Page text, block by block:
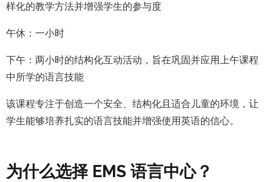
样化的教学方法并增强学生的参与度
午休：一小时
下午：两小时的结构化互动活动，旨在巩固并应用上午课程
中所学的语言技能
该课程专注于创造一个安全、结构化且适合儿童的环境，让
学生能够培养扎实的语言技能并增强使用英语的信心。
为什么选择 EMS 语言中心？